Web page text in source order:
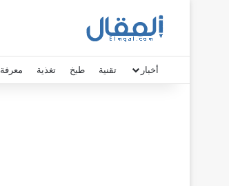
أخبار تقنية طبخ تغذية معرفة